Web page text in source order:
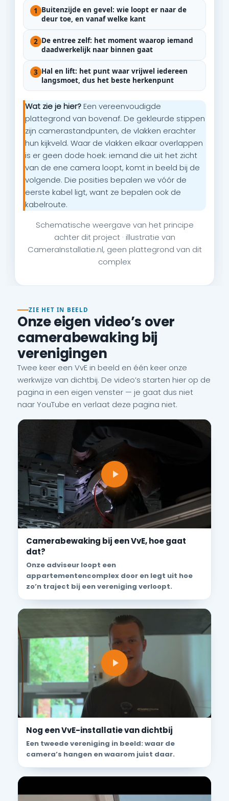
1 Buitenzijde en gevel: wie loopt er naar de
deur toe, en vanaf welke kant
2 De entree zelf: het moment waarop iemand
daadwerkelijk naar binnen gaat
3 Hal en lift: het punt waar vrijwel iedereen
langsmoet, dus het beste herkenpunt
Wat zie je hier?Een vereenvoudigde
plattegrond van bovenaf. De gekleurde stippen
zijn camerastandpunten, de vlakken erachter
hun kijkveld. Waar de vlakken elkaar overlappen
is er geen dode hoek: iemand die uit het zicht
van de ene camera loopt, komt in beeld bij de
volgende. Die posities bepalen we vóór de
eerste kabel ligt, want ze bepalen ook de
kabelroute.
Schematische weergave van het principe
achter dit project · illustratie van
CameraInstallatie.nl, geen plattegrond van dit
complex
ZIE HET IN BEELD
Onze eigen video’s over
camerabewaking bij
verenigingen
Twee keer een VvE in beeld en één keer onze
werkwijze van dichtbij. De video’s starten hier op de
pagina in een eigen venster — je gaat dus niet
naar YouTube en verlaat deze pagina niet.
Camerabewaking bij een VvE, hoe gaat
dat?
Onze adviseur loopt een
appartementencomplex door en legt uit hoe
zo’n traject bij een vereniging verloopt.
Nog een VvE-installatie van dichtbij
Een tweede vereniging in beeld: waar de
camera’s hangen en waarom juist daar.